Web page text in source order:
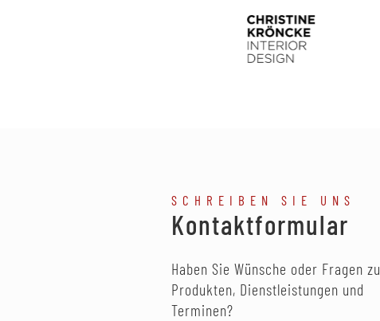
SCHREIBEN SIE UNS
Kontaktformular
Haben Sie Wünsche oder Fragen zu
Produkten, Dienstleistungen und
Terminen?